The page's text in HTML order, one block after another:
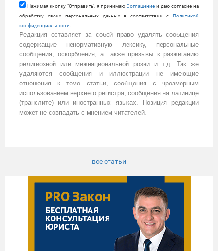
Нажимая кнопку "Отправить", я принимаю Cоглашение и даю согласие на
обработку своих персональных данных в соответствии с Политикой
конфиденциальности
Редакция оставляет за собой право удалять сообщения
содержащие ненормативную лексику, персональные
сообщения, оскорбления, а также призывы к разжиганию
религиозной или межнациональной розни и т.д. Так же
удаляются сообщения и иллюстрации не имеющие
отношения к теме статьи, сообщения с чрезмерным
использованием верхнего регистра, сообщения на латинице
(транслите) или иностранных языках. Позиция редакции
может не совпадать с мнением читателей.
все статьи